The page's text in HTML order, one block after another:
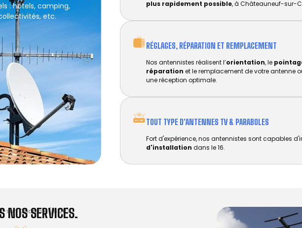
: hôtels, camping,
etc.
plus rapidement possible, à Châteauneuf-sur-
RÉGLAGES, RÉPARATION ET REMPLACEMENT​
Nos antennistes réalisent l’orientation, le
réparation et le remplacement de votre antenne
une réception optimale.
TOUT TYPE D'ANTENNES TV & PARABOLES
Fort d'expérience, nos antennistes sont capables
d'installation dans le 16.
sur-Charente (16120)
NOS SERVICES.